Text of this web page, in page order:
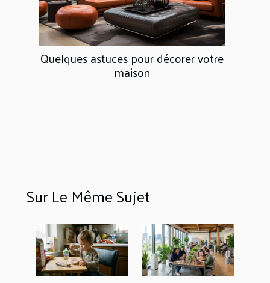
Quelques astuces pour décorer votre
maison
Sur Le Même Sujet